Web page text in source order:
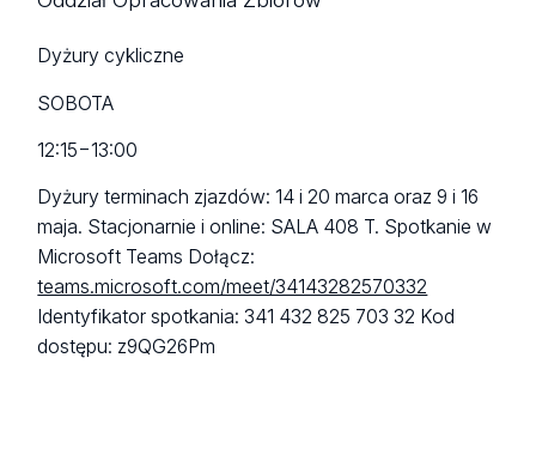
Dyżury cykliczne
SOBOTA
12:15−13:00
Dyżury terminach zjazdów: 14 i 20 marca oraz 9 i 16
maja. Stacjonarnie i online: SALA 408 T. Spotkanie w
Microsoft Teams Dołącz:
teams.microsoft.com/meet/34143282570332
Identyfikator spotkania: 341 432 825 703 32 Kod
dostępu: z9QG26Pm